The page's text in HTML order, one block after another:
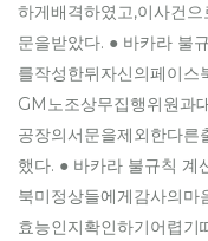
하게배격하였고,이사건
문을받았다. ● 바카라 불
를작성한뒤자신의페이스
GM노조상무집행위원과
공장의서문을제외한다른
했다. ● 바카라 불규칙 계
북미정상들에게감사의마
효능인지확인하기어렵기